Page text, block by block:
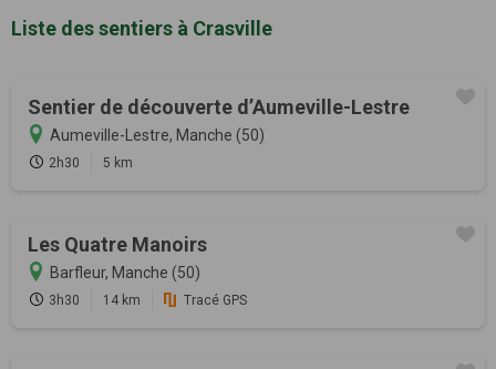
Liste des sentiers à Crasville
Sentier de découverte d’Aumeville-Lestre
Aumeville-Lestre, Manche (50)
2h30 5 km
Les Quatre Manoirs
Barfleur, Manche (50)
3h30 14 km Tracé GPS